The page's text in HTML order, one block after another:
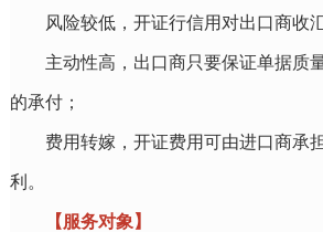
风险较低，开证行信用对出口商收汇
主动性高，出口商只要保证单据质
的承付；
费用转嫁，开证费用可由进口商承
利。
【服务对象】